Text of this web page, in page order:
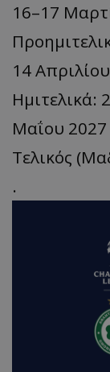
16–17
14
Ημιτελικά:
Μαΐου 2027
Τελικός
.